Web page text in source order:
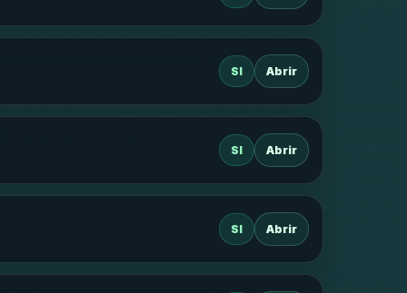
SI Abrir
SI Abrir
SI Abrir